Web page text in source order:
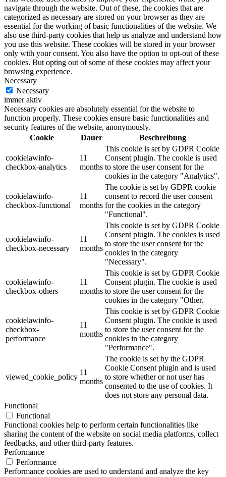
navigate through the website. Out of these, the cookies that are
categorized as necessary are stored on your browser as they are
essential for the working of basic functionalities of the website. We
also use third-party cookies that help us analyze and understand how
you use this website. These cookies will be stored in your browser
only with your consent. You also have the option to opt-out of these
cookies. But opting out of some of these cookies may affect your
browsing experience.
Necessary
Necessary
immer aktiv
Necessary cookies are absolutely essential for the website to
function properly. These cookies ensure basic functionalities and
security features of the website, anonymously.
Cookie
Dauer Beschreibung
cookielawinfo-
checkbox-analytics
11
months
This cookie is set by GDPR Cookie
Consent plugin. The cookie is used
to store the user consent for the
cookies in the category "Analytics".
cookielawinfo-
checkbox-functional
11
months
The cookie is set by GDPR cookie
consent to record the user consent
for the cookies in the category
"Functional".
cookielawinfo-
checkbox-necessary
11
months
This cookie is set by GDPR Cookie
Consent plugin. The cookies is used
to store the user consent for the
cookies in the category
"Necessary".
cookielawinfo-
checkbox-others
11
months
This cookie is set by GDPR Cookie
Consent plugin. The cookie is used
to store the user consent for the
cookies in the category "Other.
cookielawinfo-
checkbox-
performance
11
months
This cookie is set by GDPR Cookie
Consent plugin. The cookie is used
to store the user consent for the
cookies in the category
"Performance".
viewed_cookie_policy
11
months
The cookie is set by the GDPR
Cookie Consent plugin and is used
to store whether or not user has
consented to the use of cookies. It
does not store any personal data.
Functional
Functional
Functional cookies help to perform certain functionalities like
sharing the content of the website on social media platforms, collect
feedbacks, and other third-party features.
Performance
Performance
Performance cookies are used to understand and analyze the key